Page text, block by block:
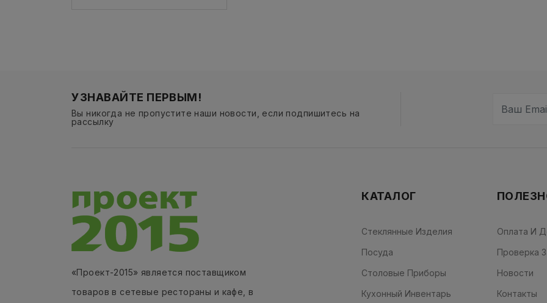
УЗНАВАЙТЕ ПЕРВЫМ!
Вы никогда не пропустите наши новости, если подпишитесь на
рассылку
«Проект-2015» является поставщиком
товаров в сетевые рестораны и кафе, в
КАТАЛОГ
Стеклянные Изделия
Посуда
Столовые Приборы
Кухонный Инвентарь
Оплата И
Проверка
Новости
Контакты